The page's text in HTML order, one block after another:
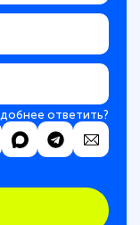
ответить?